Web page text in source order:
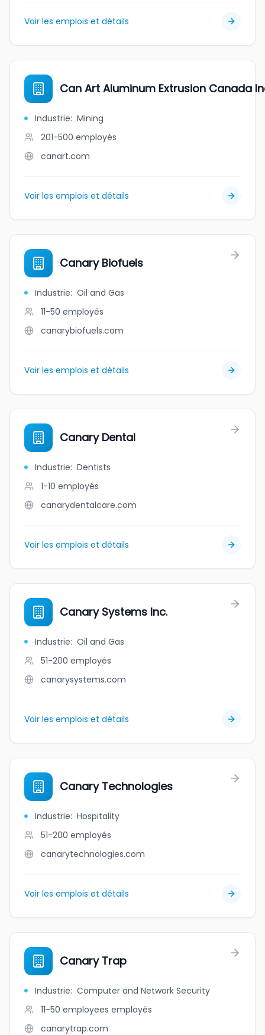
Voir les emplois et détails
Can Art Aluminum Extrusion Canada
Industrie: Mining
201-500 employés
canart.com
Voir les emplois et détails
Canary Biofuels
Industrie: Oil and Gas
11-50 employés
canarybiofuels.com
Voir les emplois et détails
Canary Dental
Industrie: Dentists
1-10 employés
canarydentalcare.com
Voir les emplois et détails
Canary Systems Inc.
Industrie: Oil and Gas
51-200 employés
canarysystems.com
Voir les emplois et détails
Canary Technologies
Industrie: Hospitality
51-200 employés
canarytechnologies.com
Voir les emplois et détails
Canary Trap
Industrie: Computer and Network Security
11-50 employees employés
canarytrap.com